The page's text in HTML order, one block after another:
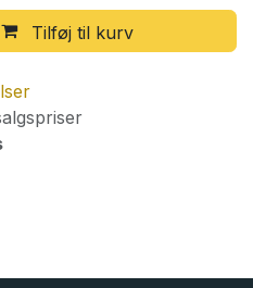
Tilføj til kurv